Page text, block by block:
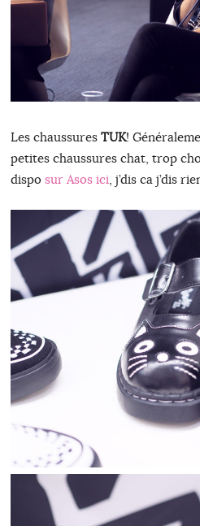
Les chaussures TUK!
petites chaussures chat, trop
dispo sur Asos ici, j’dis ca j’dis